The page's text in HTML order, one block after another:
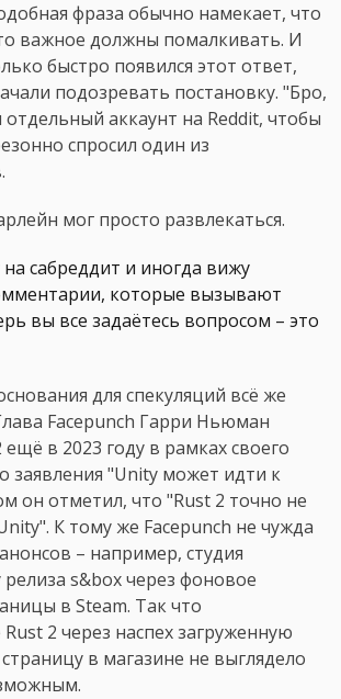
фраза обычно намекает, что
важное должны помалкивать. И
быстро появился этот ответ,
подозревать постановку. "Бро,
отдельный аккаунт на Reddit, чтобы
спросил один из
мог просто развлекаться.
на сабреддит и иногда вижу
которые вызывают
вы все задаётесь вопросом – это
для спекуляций всё же
Facepunch Гарри Ньюман
в 2023 году в рамках своего
заявления "Unity может идти к
он отметил, что "Rust 2 точно не
К тому же Facepunch не чужда
– например, студия
s&box через фоновое
в Steam. Так что
2 через наспех загруженную
в магазине не выглядело